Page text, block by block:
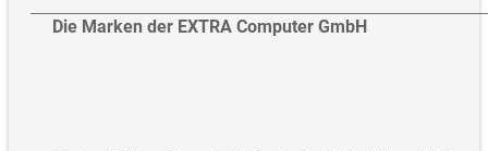
Die Marken der EXTRA Computer GmbH